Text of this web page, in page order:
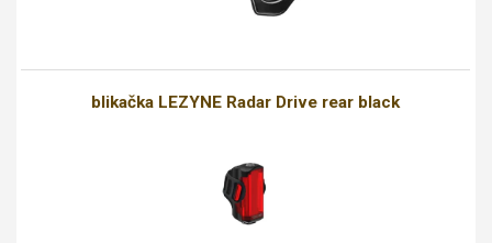
blikačka LEZYNE Radar Drive rear black